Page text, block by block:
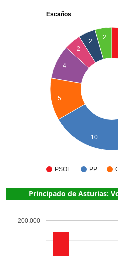
Escaños
PSOE PP
2
2
2
4
5
10
Principado de Asturias:
200.000